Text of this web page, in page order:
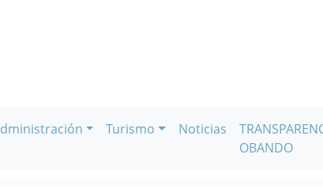
Turismo Noticias
OBANDO